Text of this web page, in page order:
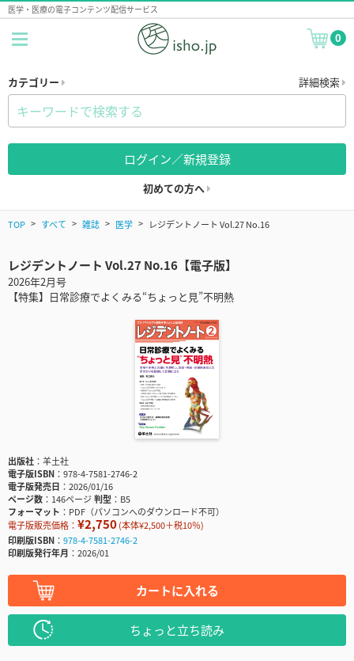
医学・医療の電子コンテンツ配信サービス
0
カテゴリー 詳細検索
ログイン／新規登録
初めての方へ
TOP すべて 雑誌 医学 レジデントノート Vol.27 No.16
レジデントノート Vol.27 No.16【電子版】
2026年2月号
【特集】日常診療でよくみる“ちょっと見”不明熱
出版社
羊土社
電子版ISBN
978-4-7581-2746-2
電子版発売日
2026/01/16
ページ数
146ページ判型
B5
フォーマット
PDF（パソコンへのダウンロード不可）
電子版販売価格： ¥2,750(本体¥2,500＋税10％)
印刷版ISBN
978-4-7581-2746-2
印刷版発行年月
2026/01
カートに入れる
ちょっと立ち読み